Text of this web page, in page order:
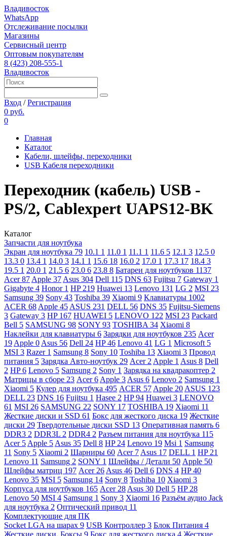
Владивосток
WhatsApp
Отслеживание посылки
Магазины
Сервисный центр
Оптовым покупателям
8 (423) 208-555-1
Владивосток
Вход /Регистрация
0 руб.
0
Главная
Каталог
Кабели, шлейфы, переходники
USB Кабеля переходники
Переходник (кабель) USB -
PS/2, Cablexpert UAPS12-BK
Каталог
Запчасти для ноутбука
Экран для ноутбука 79 10.1 1 11.0 1 11.1 1 11.6 5 12.1 3 12.5 0
13.3 0 13.4 1 14.0 3 14.1 1 15.6 18 16.0 2 17.0 1 17.3 17 18.4 3
19.5 1 20.0 1 21.5 6 23.0 6 23.8 8 Батареи для ноутбуков 1137
Acer87 Apple 37 Asus 304 Dell 115 DNS 63 Fujitsu 7 Gateway 1
Gigabyte 4 Honor 1 HP 219 Huawei 13 Lenovo 131 LG 2 MSI 23
Samsung 39 Sony 43 Toshiba 39 Xiaomi 9 Клавиатуры 1002
ACER 68 Apple 45 ASUS 231 DELL 56 DNS 35 Fujitsu-Siemens
3 Gateway 3 HP 167 HUAWEI 5 LENOVO 122 MSI 23 Packard
Bell 5 SAMSUNG 98 SONY 93 TOSHIBA 34 Xiaomi 8
Наклейки для клавиатуры 6 Зарядки для ноутбуков 235 Acer
19 Apple 0 Asus 56 Dell 24 HP46 Lenovo 41 LG 1 Microsoft 5
MSI 3 Razer 1 Samsung 8 Sony 10 Toshiba 13 Xiaomi 3 Провод
питания 5 Зарядка Авто-ноутбук 29 Acer 2 Apple 1 Asus 8 Dell
2 HP6 Lenovo 5 Samsung 2 Sony 1 Зарядка на квадракоптер 2
Матрицы в сборе 23 Acer6 Apple 3 Asus 6 Lenovo 2 Samsung 1
Xiaomi 5 Кулер для ноутбука 495 ACER 57 Apple 20 ASUS 123
DELL 23 DNS 16 Fujitsu 1 Hasee 2 HP94 Huawei 3 LENOVO
61 MSI 26 SAMSUNG 22 SONY 17 TOSHIBA 19 Xiaomi 11
Жесткие диски и SSD 61 Бокс для жесткого диска 19 Жесткие
диски 29 Твердотельные диски SSD 13 Оперативная память 6
DDR3 2 DDR3L 2 DDR4 2 Разъем питания для ноутбука 115
Acer 5 Apple 5 Asus 35 Dell 8 HP 24 Lenovo 19 Msi 1 Samsung
11 Sony 5 Xiaomi 2 Шарниры 60 Acer 7 Asus 17 DELL 1 HP 21
Lenovo 11 Samsung 2 SONY 1 Шлейфы / Детали 50 Apple 50
Шлейфы матриц 197 Acer 26 Asus 46 Dell 6 DNS 4 HP40
Lenovo 35 MSI 5 Samsung 14 Sony 8 Toshiba 10 Xiaomi 3
Корпуса для ноутбуков 165 Acer 28 Asus 30 Dell 5 HP 28
Lenovo 50 MSI 4 Samsung 1 Sony 3 Xiaomi 16 Разъём аудио Jack
для ноутбука 2 Оптический привод 11
Комплектующие для ПК
Socket LGA на шарах 9 USB Контроллер 3 Блок Питания 4
Жесткие диски, Боксы 9 Бокс для жесткого диска 4 Жесткие